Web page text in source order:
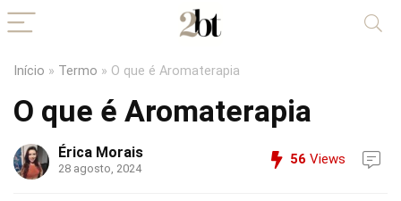
Início » Termo » O que é Aromaterapia
O que é Aromaterapia
Érica Morais
28 agosto, 2024
56 Views